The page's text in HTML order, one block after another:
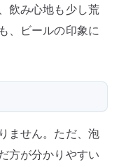
飲み心地も少し荒
、ビールの印象に
ません。ただ、泡
方が分かりやすい